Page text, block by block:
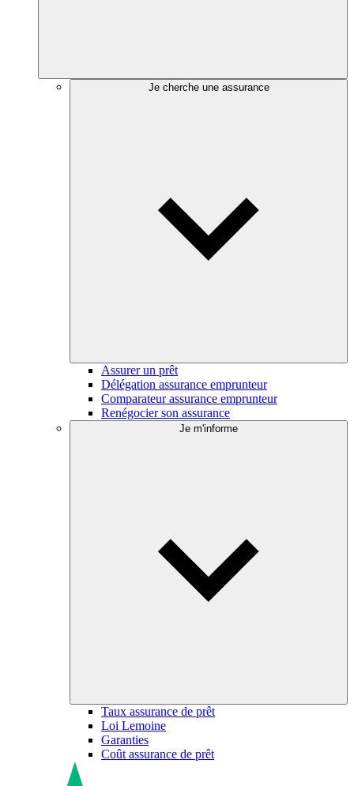
Je cherche une assurance
Assurer un prêt
Délégation assurance emprunteur
Comparateur assurance emprunteur
Renégocier son assurance
Je m'informe
Taux assurance de prêt
Loi Lemoine
Garanties
Coût assurance de prêt